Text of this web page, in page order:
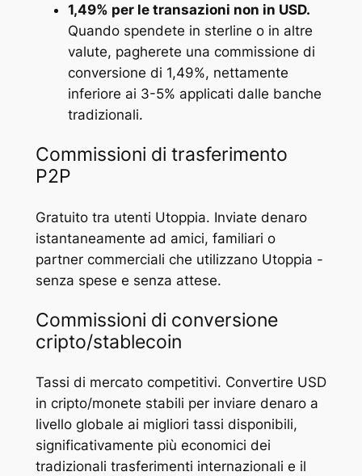
1,49% per le transazioni non in USD.
Quando spendete in sterline o in altre
valute, pagherete una commissione di
conversione di 1,49%, nettamente
inferiore ai 3-5% applicati dalle banche
tradizionali.
Commissioni di trasferimento
P2P
Gratuito tra utenti Utoppia. Inviate denaro
istantaneamente ad amici, familiari o
partner commerciali che utilizzano Utoppia -
senza spese e senza attese.
Commissioni di conversione
cripto/stablecoin
Tassi di mercato competitivi. Convertire USD
in cripto/monete stabili per inviare denaro a
livello globale ai migliori tassi disponibili,
significativamente più economici dei
tradizionali trasferimenti internazionali e il